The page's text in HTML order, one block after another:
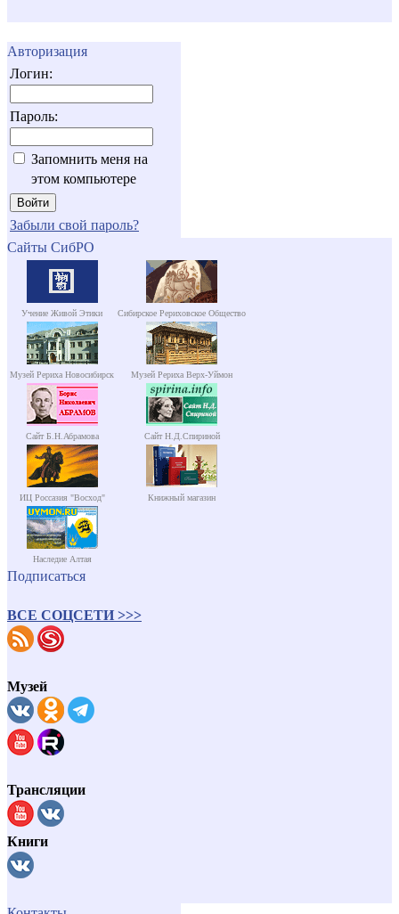
Авторизация
Логин:
Пароль:
Запомнить меня на
этом компьютере
Забыли свой пароль?
Сайты СибРО
Учение Живой Этики Сибирское Рериховское Общество
Музей Рериха Новосибирск Музей Рериха Верх-Уймон
Сайт Б.Н.Абрамова Сайт Н.Д.Спириной
ИЦ Россазия "Восход" Книжный магазин
Наследие Алтая
Подписаться
ВСЕ СОЦСЕТИ >>>
Музей
Трансляции
Книги